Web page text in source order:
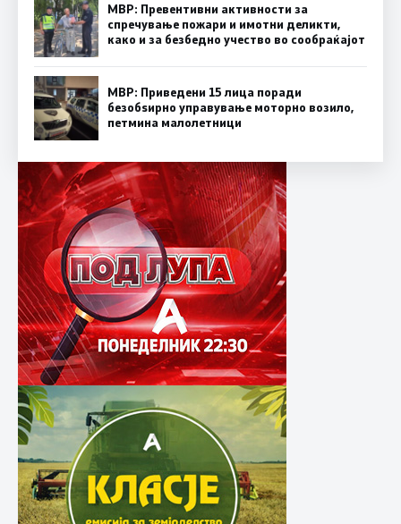
МВР: Превентивни активности за
спречување пожари и имотни деликти,
како и за безбедно учество во сообраќајот
МВР: Приведени 15 лица поради
безобѕирно управување моторно возило,
петмина малолетници